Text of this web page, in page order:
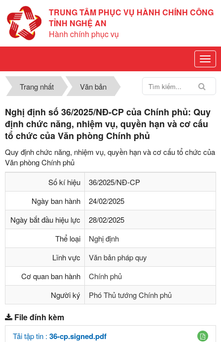
TRUNG TÂM PHỤC VỤ HÀNH CHÍNH CÔNG
TỈNH NGHỆ AN
Hành chính phục vụ
Trang nhất Văn bản
Nghị định số 36/2025/NĐ-CP của Chính phủ: Quy
định chức năng, nhiệm vụ, quyền hạn và cơ cấu
tổ chức của Văn phòng Chính phủ
Quy định chức năng, nhiệm vụ, quyền hạn và cơ cấu tổ chức của
Văn phòng Chính phủ
Số kí hiệu
36/2025/NĐ-CP
Ngày ban hành
24/02/2025
Ngày bắt đầu hiệu lực
28/02/2025
Thể loại
Nghị định
Lĩnh vực
Văn bản pháp quy
Cơ quan ban hành
Chính phủ
Người ký
Phó Thủ tướng Chính phủ
File đính kèm
Tải tập tin : 36-cp.signed.pdf